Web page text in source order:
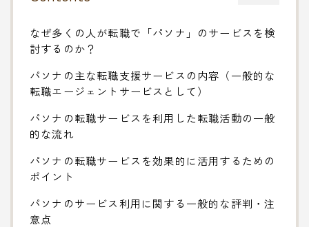
なぜ多くの人が転職で「パソナ」のサービスを検
討するのか？
パソナの主な転職支援サービスの内容（一般的な
転職エージェントサービスとして）
パソナの転職サービスを利用した転職活動の一般
的な流れ
パソナの転職サービスを効果的に活用するための
ポイント
パソナのサービス利用に関する一般的な評判・注
意点